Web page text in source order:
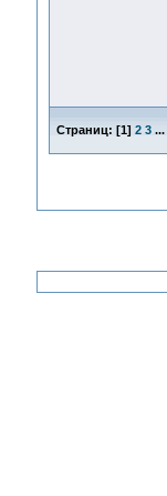
Страниц: [1] 2 3 ...